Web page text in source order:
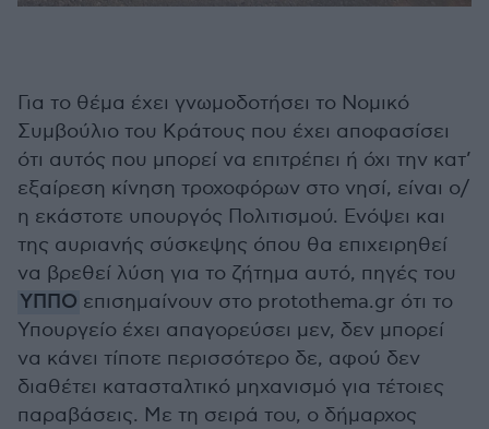
Για το θέμα έχει γνωμοδοτήσει το Νομικό
Συμβούλιο του Κράτους που έχει αποφασίσει
ότι αυτός που μπορεί να επιτρέπει ή όχι την κατ’
εξαίρεση κίνηση τροχοφόρων στο νησί, είναι ο/
η εκάστοτε υπουργός Πολιτισμού. Ενόψει και
της αυριανής σύσκεψης όπου θα επιχειρηθεί
να βρεθεί λύση για το ζήτημα αυτό, πηγές του
ΥΠΠΟ επισημαίνουν στο protothema.gr ότι το
Υπουργείο έχει απαγορεύσει μεν, δεν μπορεί
να κάνει τίποτε περισσότερο δε, αφού δεν
διαθέτει κατασταλτικό μηχανισμό για τέτοιες
παραβάσεις. Με τη σειρά του, ο δήμαρχος